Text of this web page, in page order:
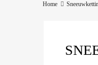
Home